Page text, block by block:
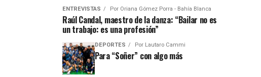
ENTREVISTAS Por Oriana Gómez Porra - Bahía Blanca
Raúl Candal, maestro de la danza: “Bailar no es
un trabajo: es una profesión”
DEPORTES Por Lautaro Cammi
Para “Soñer” con algo más